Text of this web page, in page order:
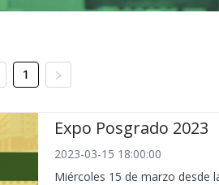
1
Expo Posgrado 2023
2023-03-15 18:00:00
Miércoles 15 de marzo desde